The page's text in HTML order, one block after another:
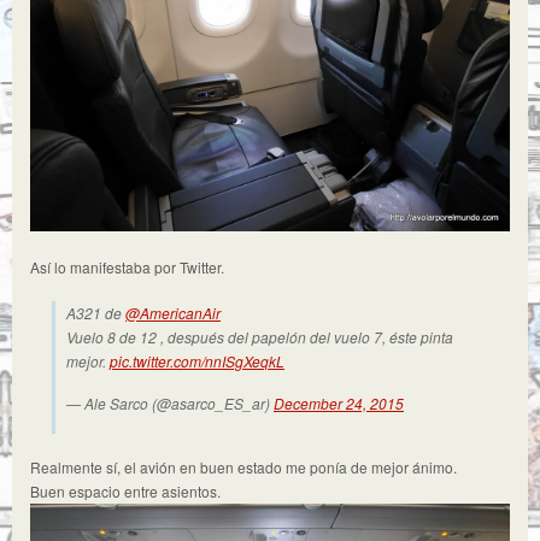
Así lo manifestaba por Twitter.
A321 de@AmericanAir
Vuelo 8 de 12 , después del papelón del vuelo 7, éste pinta
mejor. pic.twitter.com/nnISgXeqkL
— Ale Sarco (@asarco_ES_ar)December 24, 2015
Realmente sí, el avión en buen estado me ponía de mejor ánimo.
Buen espacio entre asientos.